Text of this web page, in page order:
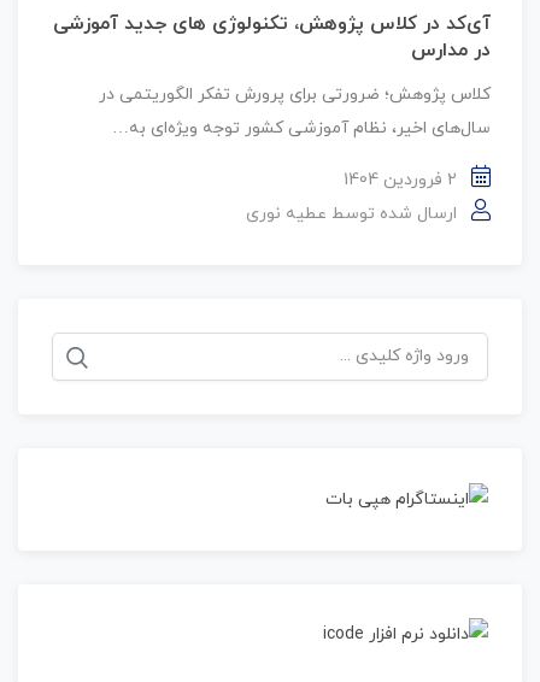
آی‌کد در کلاس پژوهش، تکنولوژی های جدید آموزشی
در مدارس
کلاس پژوهش؛ ضرورتی برای پرورش تفکر الگوریتمی در
سال‌ها‌ی اخیر، نظام آموزشی کشور توجه ویژه‌ای به…
2 فروردین 1404
ارسال شده توسط عطیه نوری
جستجو
برای: